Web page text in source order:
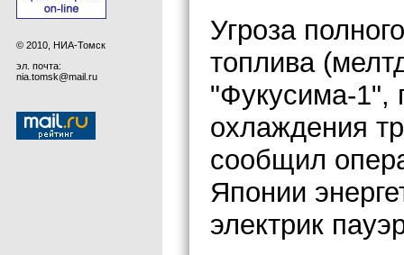
© 2010, НИА-Томск
эл. почта:
nia.tomsk@mail.ru
Угроза
топлива
"Фукусима-1",
охлаждения
сообщил
Японии
электрик